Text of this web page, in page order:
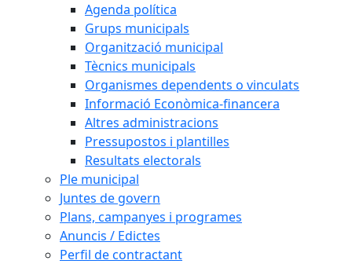
Agenda política
Grups municipals
Organització municipal
Tècnics municipals
Organismes dependents o vinculats
Informació Econòmica-financera
Altres administracions
Pressupostos i plantilles
Resultats electorals
Ple municipal
Juntes de govern
Plans, campanyes i programes
Anuncis / Edictes
Perfil de contractant